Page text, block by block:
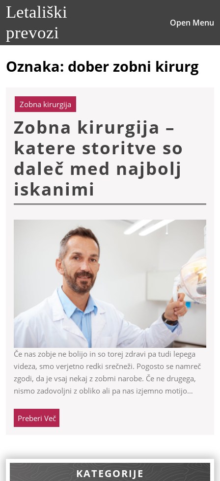
SkipLetališki
prevozi
Open Menu
Oznaka: dober zobni kirurg
Zobna kirurgija
Zobna kirurgija –
katere storitve so
daleč med najbolj
iskanimi
kirurgija
–
katere
storitve
daleč
med
najbolj
iskanimi
Če nas zobje ne bolijo in so torej zdravi pa tudi lepega
videza, smo verjetno redki srečneži. Pogosto se namreč
zgodi, da je vsaj nekaj z zobmi narobe. Če ne drugega,
nismo zadovoljni z obliko ali pa nas izjemno motijo…
Preberi VečPreberi
Več
KATEGORIJE